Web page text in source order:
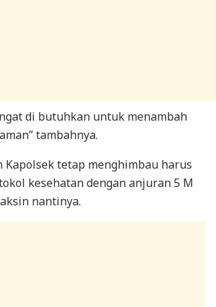
di butuhkan untuk menambah
tambahnya.
Kapolsek tetap menghimbau harus
kesehatan dengan anjuran 5 M
nantinya.